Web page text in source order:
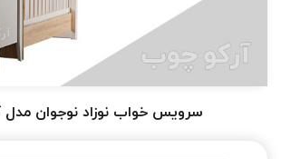
سرویس خواب نوزاد نوجوان مدل